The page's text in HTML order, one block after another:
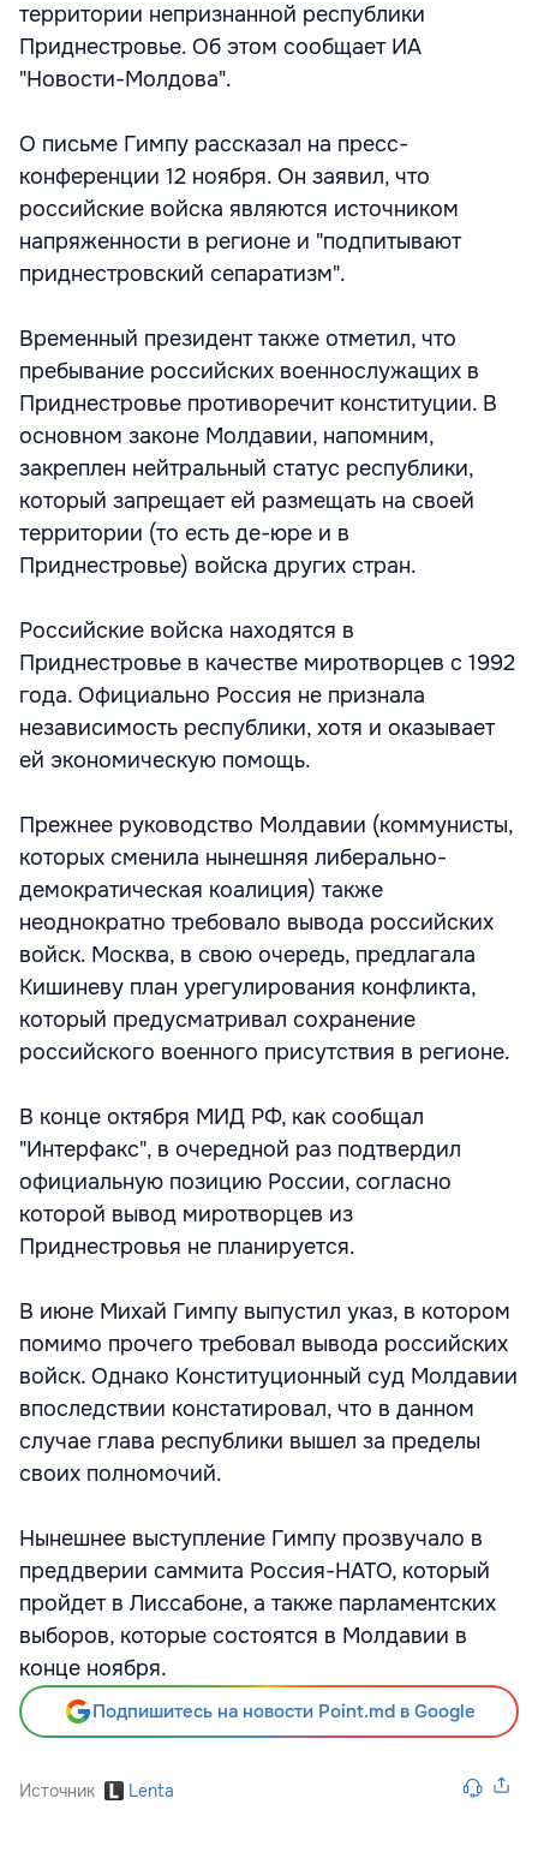
территории непризнанной республики
Приднестровье. Об этом сообщает ИА
"Новости-Молдова".
О письме Гимпу рассказал на пресс-
конференции 12 ноября. Он заявил, что
российские войска являются источником
напряженности в регионе и "подпитывают
приднестровский сепаратизм".
Временный президент также отметил, что
пребывание российских военнослужащих в
Приднестровье противоречит конституции. В
основном законе Молдавии, напомним,
закреплен нейтральный статус республики,
который запрещает ей размещать на своей
территории (то есть де-юре и в
Приднестровье) войска других стран.
Российские войска находятся в
Приднестровье в качестве миротворцев с 1992
года. Официально Россия не признала
независимость республики, хотя и оказывает
ей экономическую помощь.
Прежнее руководство Молдавии (коммунисты,
которых сменила нынешняя либерально-
демократическая коалиция) также
неоднократно требовало вывода российских
войск. Москва, в свою очередь, предлагала
Кишиневу план урегулирования конфликта,
который предусматривал сохранение
российского военного присутствия в регионе.
В конце октября МИД РФ, как сообщал
"Интерфакс", в очередной раз подтвердил
официальную позицию России, согласно
которой вывод миротворцев из
Приднестровья не планируется.
В июне Михай Гимпу выпустил указ, в котором
помимо прочего требовал вывода российских
войск. Однако Конституционный суд Молдавии
впоследствии констатировал, что в данном
случае глава республики вышел за пределы
своих полномочий.
Нынешнее выступление Гимпу прозвучало в
преддверии саммита Россия-НАТО, который
пройдет в Лиссабоне, а также парламентских
выборов, которые состоятся в Молдавии в
конце ноября.
Подпишитесь на новости Point.md в Google
Источник Lenta